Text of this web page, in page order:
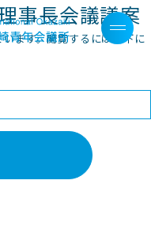
事長会議議案
ます。閲覧するには以下に